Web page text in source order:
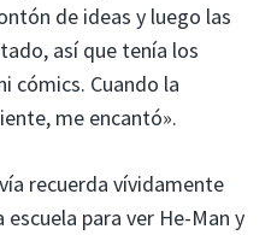
de ideas y luego las
así que tenía los
cómics. Cuando la
me encantó».
recuerda vívidamente
para ver He-Man y